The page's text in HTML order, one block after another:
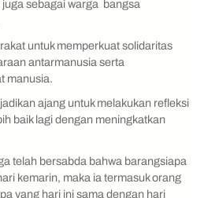
sebagai warga bangsa
untuk memperkuat solidaritas
antarmanusia serta
manusia.
ajang untuk melakukan refleksi
baik lagi dengan meningkatkan
telah bersabda bahwa barangsiapa
kemarin, maka ia termasuk orang
yang hari ini sama dengan hari